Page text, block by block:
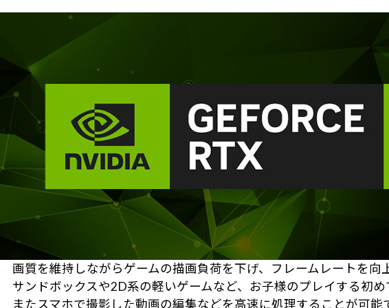
画質を維持しながらゲームの描画負荷を下げ、フレームレートを向
サンドボックスや2D系の軽いゲームなど、お子様のプレイする初
またスマホで撮影した動画の編集などを高速に処理することが可能